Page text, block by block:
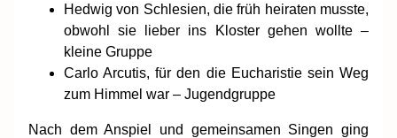
Hedwig von Schlesien, die früh heiraten musste,
obwohl sie lieber ins Kloster gehen wollte –
kleine Gruppe
Carlo Arcutis, für den die Eucharistie sein Weg
zum Himmel war – Jugendgruppe
Nach dem Anspiel und gemeinsamen Singen ging